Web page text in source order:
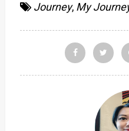
Journey, My